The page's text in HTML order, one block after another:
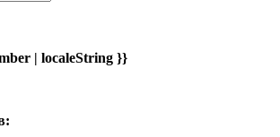
| localeString }}